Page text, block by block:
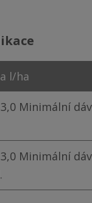
l/ha
Minimální
Minimální